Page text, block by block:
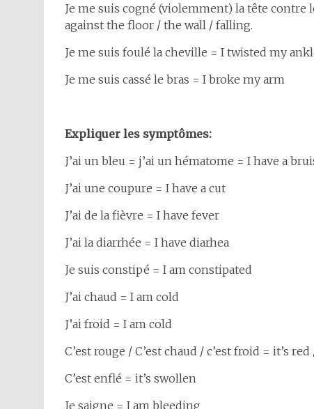
Je me suis cogné (violemment) la tête
against the floor / the wall / falling.
Je me suis foulé la cheville = I twisted my
Je me suis cassé le bras = I broke my arm
Expliquer les symptômes:
J’ai un bleu = j’ai un hématome = I have a
J’ai une coupure = I have a cut
J’ai de la fièvre = I have fever
J’ai la diarrhée = I have diarhea
Je suis constipé = I am constipated
J’ai chaud = I am cold
J’ai froid = I am cold
C’est rouge / C’est chaud / c’est froid = it’s
C’est enflé = it’s swollen
Je saigne = I am bleeding